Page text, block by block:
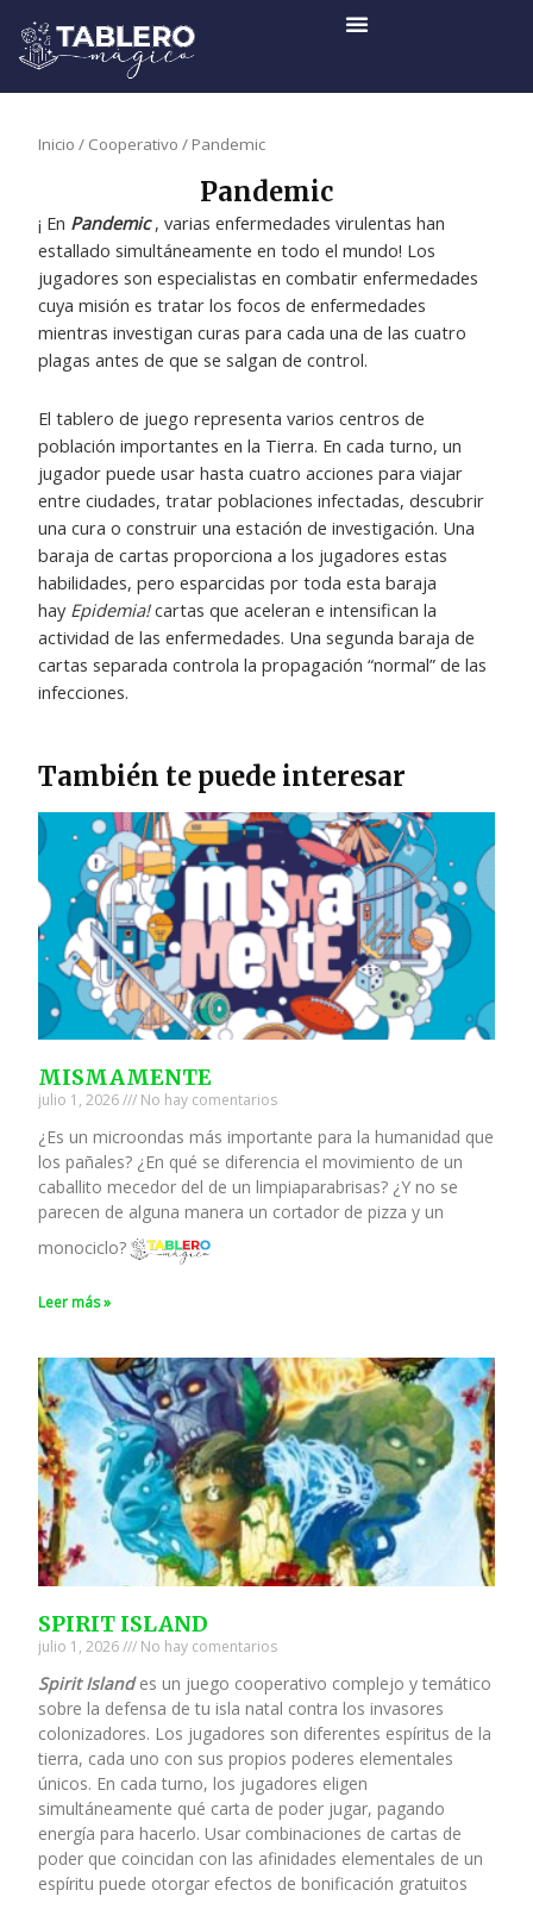
contenido
Inicio / Cooperativo / Pandemic
Pandemic
¡ En Pandemic, varias enfermedades virulentas han
estallado simultáneamente en todo el mundo! Los
jugadores son especialistas en combatir enfermedades
cuya misión es tratar los focos de enfermedades
mientras investigan curas para cada una de las cuatro
plagas antes de que se salgan de control.
El tablero de juego representa varios centros de
población importantes en la Tierra. En cada turno, un
jugador puede usar hasta cuatro acciones para viajar
entre ciudades, tratar poblaciones infectadas, descubrir
una cura o construir una estación de investigación. Una
baraja de cartas proporciona a los jugadores estas
habilidades, pero esparcidas por toda esta baraja
hayEpidemia!cartas que aceleran e intensifican la
actividad de las enfermedades. Una segunda baraja de
cartas separada controla la propagación “normal” de las
infecciones.
También te puede interesar
MISMAMENTE
julio 1, 2026 No hay comentarios
¿Es un microondas más importante para la humanidad que
los pañales? ¿En qué se diferencia el movimiento de un
caballito mecedor del de un limpiaparabrisas? ¿Y no se
parecen de alguna manera un cortador de pizza y un
monociclo?
Leer más »
SPIRIT ISLAND
julio 1, 2026 No hay comentarios
Spirit Islandes un juego cooperativo complejo y temático
sobre la defensa de tu isla natal contra los invasores
colonizadores. Los jugadores son diferentes espíritus de la
tierra, cada uno con sus propios poderes elementales
únicos. En cada turno, los jugadores eligen
simultáneamente qué carta de poder jugar, pagando
energía para hacerlo. Usar combinaciones de cartas de
poder que coincidan con las afinidades elementales de un
espíritu puede otorgar efectos de bonificación gratuitos